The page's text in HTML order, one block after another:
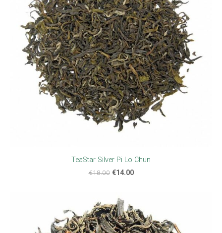
TeaStar Silver Pi Lo Chun
€18.00 €14.00